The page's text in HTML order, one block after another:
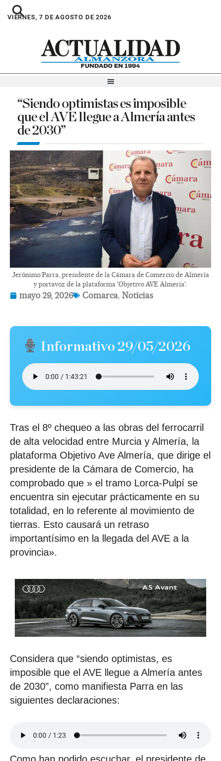
VIERNES, 7 DE AGOSTO DE 2026
“Siendo optimistas es imposible
que el AVE llegue a Almería antes
de 2030”
Jerónimo Parra, presidente de la Cámara de Comercio de Almería
y portavoz de la plataforma 'Objetivo AVE Almería'.
mayo 29, 2026 Comarca, Noticias
Informativo 29/05/2026
Tras el 8º chequeo a las obras del ferrocarril
de alta velocidad entre Murcia y Almería, la
plataforma Objetivo Ave Almería, que dirige el
presidente de la Cámara de Comercio, ha
comprobado que » el tramo Lorca-Pulpí se
encuentra sin ejecutar prácticamente en su
totalidad, en lo referente al movimiento de
tierras. Esto causará un retraso
importantísimo en la llegada del AVE a la
provincia».
Considera que “siendo optimistas, es
imposible que el AVE llegue a Almería antes
de 2030”, como manifiesta Parra en las
siguientes declaraciones: